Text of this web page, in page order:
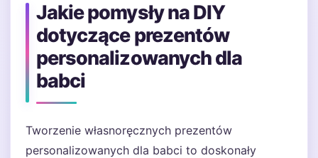
Jakie pomysły na DIY
dotyczące prezentów
personalizowanych dla
babci
Tworzenie własnoręcznych prezentów
personalizowanych dla babci to doskonały